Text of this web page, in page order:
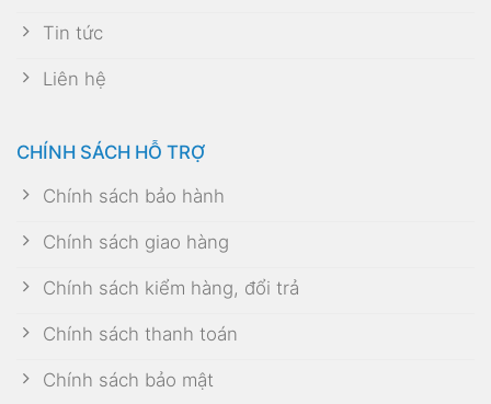
Tin tức
Liên hệ
CHÍNH SÁCH HỖ TRỢ
Chính sách bảo hành
Chính sách giao hàng
Chính sách kiểm hàng, đổi trả
Chính sách thanh toán
Chính sách bảo mật